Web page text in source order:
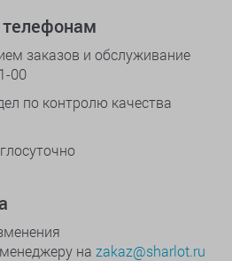
заказов и обслуживание
00
по контролю качества
на zakaz@sharlot.ru